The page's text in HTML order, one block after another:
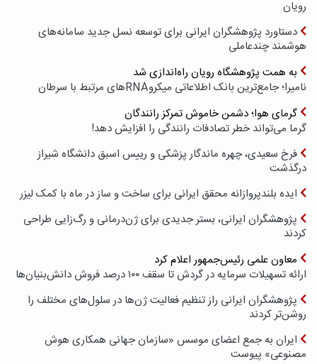
رویان
دستاورد پژوهشگران ایرانی برای توسعه نسل جدید سامانه‌های
هوشمند چندعاملی
به همت پژوهشگاه رویان راه‌اندازی شد
نامیرا؛ جامع‌ترین بانک اطلاعاتی میکروRNAهای مرتبط با سرطان
گرمای هوا؛ دشمن خاموش تمرکز رانندگان
گرما می‌تواند خطر تصادفات رانندگی را افزایش دهد!
فرخ سعیدی، چهره ماندگار پزشکی و رییس اسبق دانشگاه شیراز
درگذشت
ایده بلندپروازانه محقق ایرانی برای ساخت و ساز در ماه با کمک لیزر
پژوهشگران ایرانی، بستر جدیدی برای ژن‌درمانی و رگ‌زایی طراحی
کردند
معاون علمی رئیس‌جمهور اعلام کرد
ارائه تسهیلات سرمایه در گردش تا سقف ۱۰۰ درصد فروش دانش‌بنیان‌ها
پژوهشگران ایرانی راز تنظیم فعالیت ژن‌ها در سلول‌های مختلف را
روشن‌تر کردند
ایران به جمع اعضای موسس «سازمان جهانی همکاری هوش
مصنوعی» پیوست